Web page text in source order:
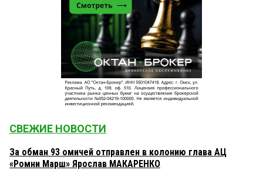
СВЕЖИЕ НОВОСТИ
За обман 93 омичей отправлен в колонию глава АЦ
«Ромни Марш» Ярослав МАКАРЕНКО